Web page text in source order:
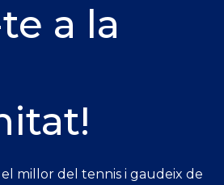
a la
millor del tennis i gaudeix de